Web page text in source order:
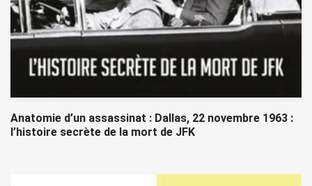
Anatomie d’un assassinat : Dallas, 22 novembre 1963 :
l’histoire secrète de la mort de JFK